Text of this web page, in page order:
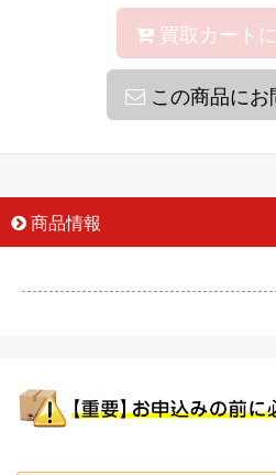
買取カート
この商品にお
商品情報